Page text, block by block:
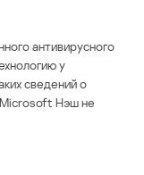
антивирусного
у
сведений о
Microsoft Нэш не